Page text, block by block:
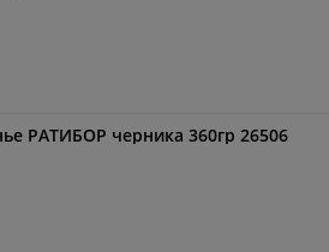
РАТИБОР черника 360гр 26506